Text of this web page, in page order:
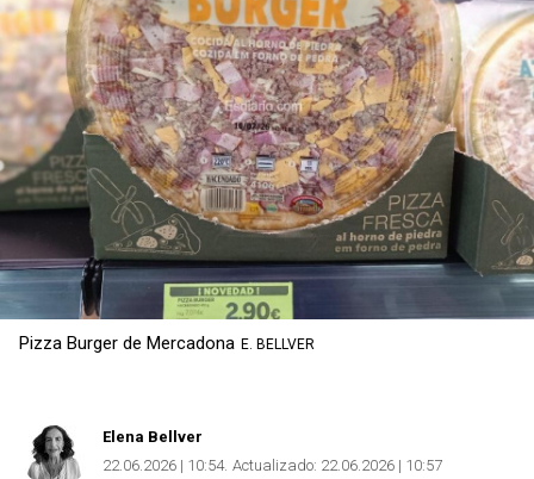
Pizza Burger de Mercadona E. BELLVER
Elena Bellver
22.06.2026 | 10:54 Actualizado: 22.06.2026 | 10:57